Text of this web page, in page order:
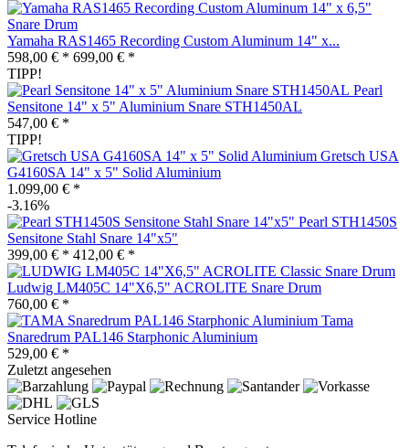
Yamaha RAS1465 Recording Custom Aluminum 14" x...
598,00 € * 699,00 € *
TIPP!
Pearl
Sensitone 14" x 5" Aluminium Snare STH1450AL
547,00 € *
TIPP!
Gretsch USA
G4160SA 14" x 5" Solid Aluminium
1.099,00 € *
-3.16%
Pearl STH1450S
Sensitone Stahl Snare 14"x5"
399,00 € * 412,00 € *
Ludwig LM405C 14"X6,5" ACROLITE Snare Drum
760,00 € *
Tama
Snaredrum PAL146 Starphonic Aluminium
529,00 € *
Zuletzt angesehen
Service Hotline